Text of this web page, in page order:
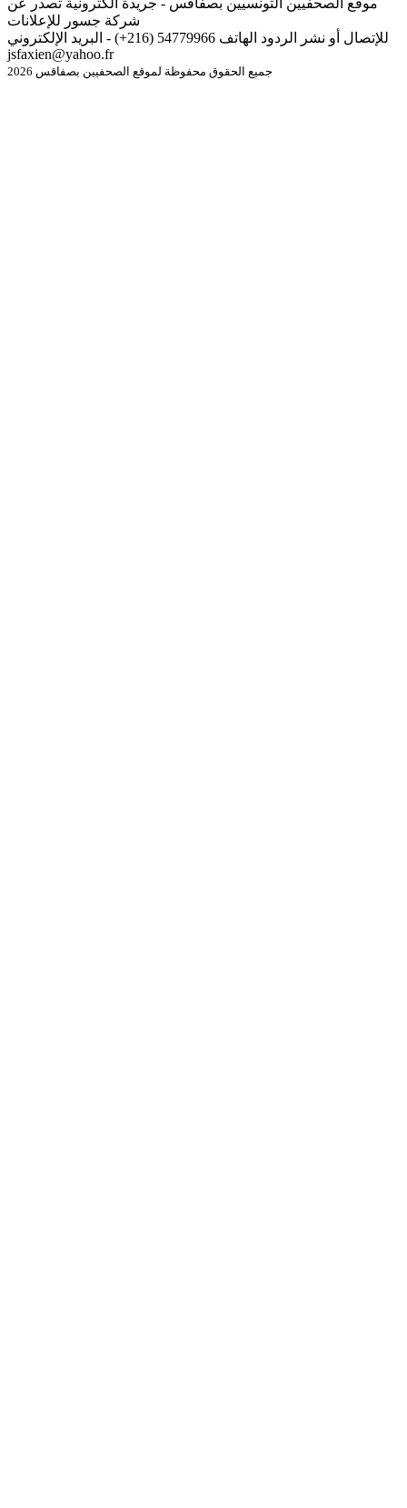
موقع الصحفيين التونسيين بصفاقس - جريدة الكترونية تصدر عن
شركة جسور للإعلانات
للإتصال أو نشر الردود الهاتف 54779966 (216+) - البريد الإلكتروني
jsfaxien@yahoo.fr
جميع الحقوق محفوظة لموقع الصحفيين بصفاقس 2026